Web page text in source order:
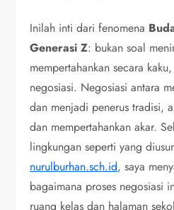
Inilah inti dari fenomena
Generasi Z: bukan soal
mempertahankan secara
negosiasi. Negosiasi antara
dan menjadi penerus tradisi,
dan mempertahankan akar.
lingkungan seperti yang
nurulburhan.sch.id, saya
bagaimana proses negosiasi
ruang kelas dan halaman